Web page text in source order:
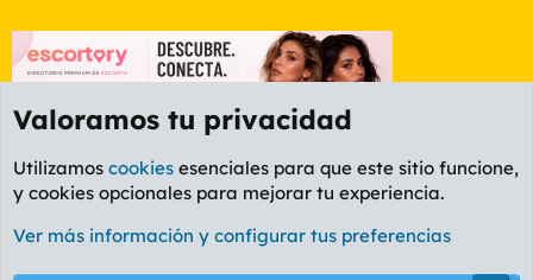
Foro General
Cookies
PL OLDSTYLE AMARILLO
Valoramos tu privacidad
Utilizamos cookies esenciales para que este sitio funcione,
y cookies opcionales para mejorar tu experiencia.
Ver más información y configurar tus preferencias